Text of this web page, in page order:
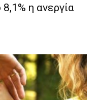
η ανεργία